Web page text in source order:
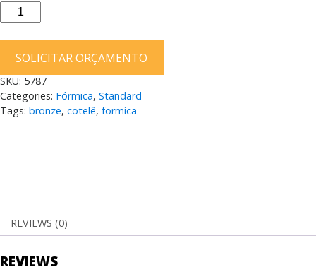
Fórmica
Bronze
AD307
Cotelê
0,8mm
308X125
3,08
SOLICITAR ORÇAMENTO
SKU: 5787
Categories: Fórmica, Standard
Tags: bronze, cotelê, formica
REVIEWS (0)
REVIEWS